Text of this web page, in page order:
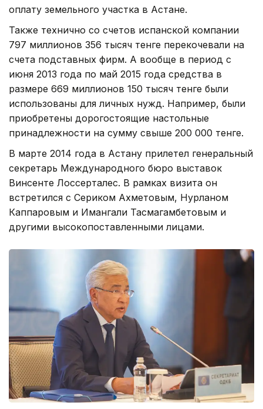
оплату земельного участка в Астане.
Также технично со счетов испанской компании
797 миллионов 356 тысяч тенге перекочевали на
счета подставных фирм. А вообще в период с
июня 2013 года по май 2015 года средства в
размере 669 миллионов 150 тысяч тенге были
использованы для личных нужд. Например, были
приобретены дорогостоящие настольные
принадлежности на сумму свыше 200 000 тенге.
В марте 2014 года в Астану прилетел генеральный
секретарь Международного бюро выставок
Винсенте Лоссерталес. В рамках визита он
встретился с Сериком Ахметовым, Нурланом
Каппаровым и Имангали Тасмагамбетовым и
другими высокопоставленными лицами.